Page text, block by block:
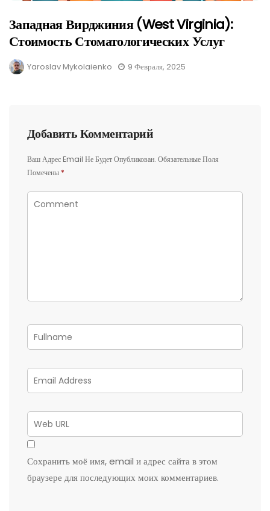
Западная Вирджиния (West Virginia):
Стоимость Стоматологических Услуг
Yaroslav Mykolaienko 9 Февраля, 2025
Добавить Комментарий
Ваш Адрес Email Не Будет Опубликован. Обязательные Поля
Помечены *
Сохранить моё имя, email и адрес сайта в этом
браузере для последующих моих комментариев.